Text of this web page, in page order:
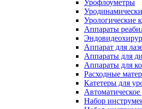
Урофлоуметры
Урологические
Аппараты
Аппарат для
Аппараты для
Аппараты для
Расходные
Катетеры для
Набор